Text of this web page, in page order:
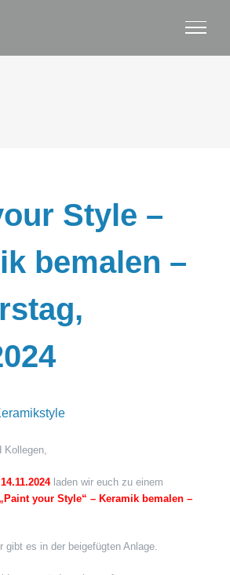
Style –
bemalen –
Kollegen,
14.11.2024 laden wir euch zu einem
your Style“ – Keramik bemalen –
gibt es in der beigefügten Anlage.